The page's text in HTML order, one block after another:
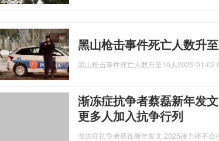
黑山枪击事件死亡人数升
黑山枪击事件死亡人数升至10人 2025-01-02
渐冻症抗争者蔡磊新年发
更多人加入抗争行列
渐冻症抗争者蔡磊新年发文,2025接力棒不会